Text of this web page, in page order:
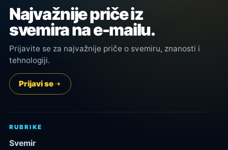
Najvažnije priče iz
svemira na e-mailu.
Prijavite se za najvažnije priče o svemiru, znanosti i
tehnologiji.
Prijavi se
RUBRIKE
Svemir